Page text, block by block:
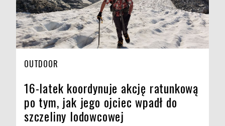
OUTDOOR
16-latek koordynuje akcję ratunkową
po tym, jak jego ojciec wpadł do
szczeliny lodowcowej